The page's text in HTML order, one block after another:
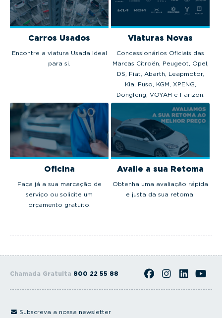
Carros Usados
Encontre a viatura Usada Ideal
para si.
Viaturas Novas
Concessionários Oficiais das
Marcas Citroën, Peugeot, Opel,
DS, Fiat, Abarth, Leapmotor,
Kia, Fuso, KGM, XPENG,
Dongfeng, VOYAH e Farizon.
Oficina
Faça já a sua marcação de
serviço ou solicite um
orçamento gratuito.
Avalie a sua Retoma
Obtenha uma avaliação rápida
e justa da sua retoma.
Chamada Gratuita 800 22 55 88
Subscreva a nossa newsletter